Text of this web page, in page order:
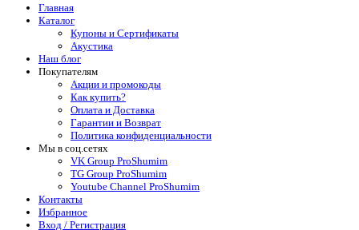
Главная
Каталог
Купоны и Сертификаты
Акустика
Наш блог
Покупателям
Акции и промокоды
Как купить?
Оплата и Доставка
Гарантии и Возврат
Политика конфиденциальности
Мы в соц.сетях
VK Group ProShumim
TG Group ProShumim
Youtube Channel ProShumim
Контакты
Избранное
Вход / Регистрация